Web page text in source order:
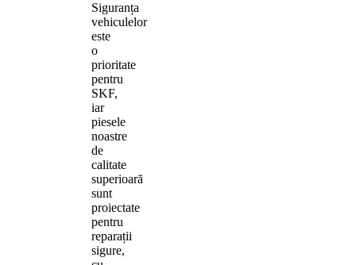
Siguranța
vehiculelor
este
o
prioritate
pentru
SKF,
iar
piesele
noastre
de
calitate
superioară
sunt
proiectate
pentru
reparații
sigure,